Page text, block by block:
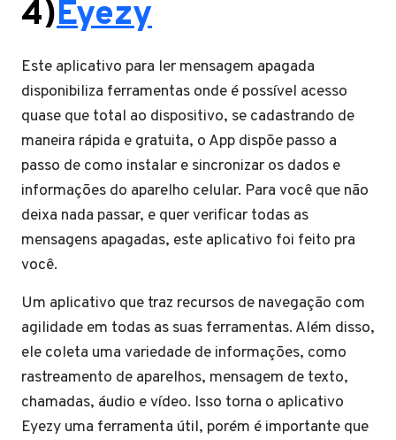
4)Eyezy
Este aplicativo para ler mensagem apagada
disponibiliza ferramentas onde é possível acesso
quase que total ao dispositivo, se cadastrando de
maneira rápida e gratuita, o App dispõe passo a
passo de como instalar e sincronizar os dados e
informações do aparelho celular. Para você que não
deixa nada passar, e quer verificar todas as
mensagens apagadas, este aplicativo foi feito pra
você.
Um aplicativo que traz recursos de navegação com
agilidade em todas as suas ferramentas. Além disso,
ele coleta uma variedade de informações, como
rastreamento de aparelhos, mensagem de texto,
chamadas, áudio e vídeo. Isso torna o aplicativo
Eyezy uma ferramenta útil, porém é importante que